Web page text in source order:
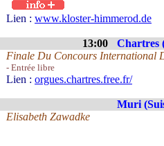
Lien : www.kloster-himmerod.de
13:00 Chartres
Finale Du Concours International
- Entrée libre
Lien : orgues.chartres.free.fr/
Muri
Elisabeth Zawadke